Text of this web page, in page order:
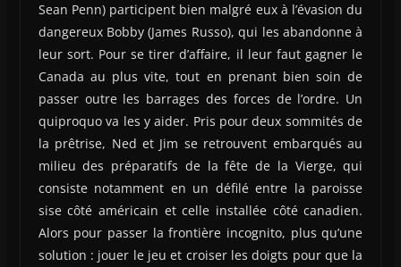
Sean Penn) participent bien malgré eux à l’évasion du
dangereux Bobby (James Russo), qui les abandonne à
leur sort. Pour se tirer d’affaire, il leur faut gagner le
Canada au plus vite, tout en prenant bien soin de
passer outre les barrages des forces de l’ordre. Un
quiproquo va les y aider. Pris pour deux sommités de
la prêtrise, Ned et Jim se retrouvent embarqués au
milieu des préparatifs de la fête de la Vierge, qui
consiste notamment en un défilé entre la paroisse
sise côté américain et celle installée côté canadien.
Alors pour passer la frontière incognito, plus qu’une
solution : jouer le jeu et croiser les doigts pour que la